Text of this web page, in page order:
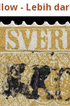
- Lebih